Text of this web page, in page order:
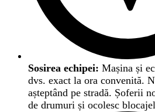
Sosirea echipei: Mașina și
dvs. exact la ora convenită.
așteptând pe stradă. Șoferii
de drumuri și ocolesc